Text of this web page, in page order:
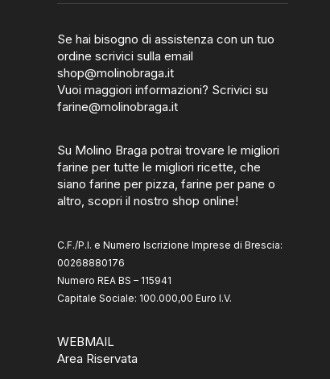
Se hai bisogno di assistenza con un tuo
ordine scrivici sulla email
shop@molinobraga.it
Vuoi maggiori informazioni? Scrivici su
farine@molinobraga.it
Su Molino Braga potrai trovare le migliori
farine per tutte le migliori ricette, che
siano farine per pizza, farine per pane o
altro, scopri il nostro shop online!
C.F./P.I. e Numero Iscrizione Imprese di Brescia:
00268880176
Numero REA BS – 115941
Capitale Sociale: 100.000,00 Euro I.V.
WEBMAIL
Area Riservata